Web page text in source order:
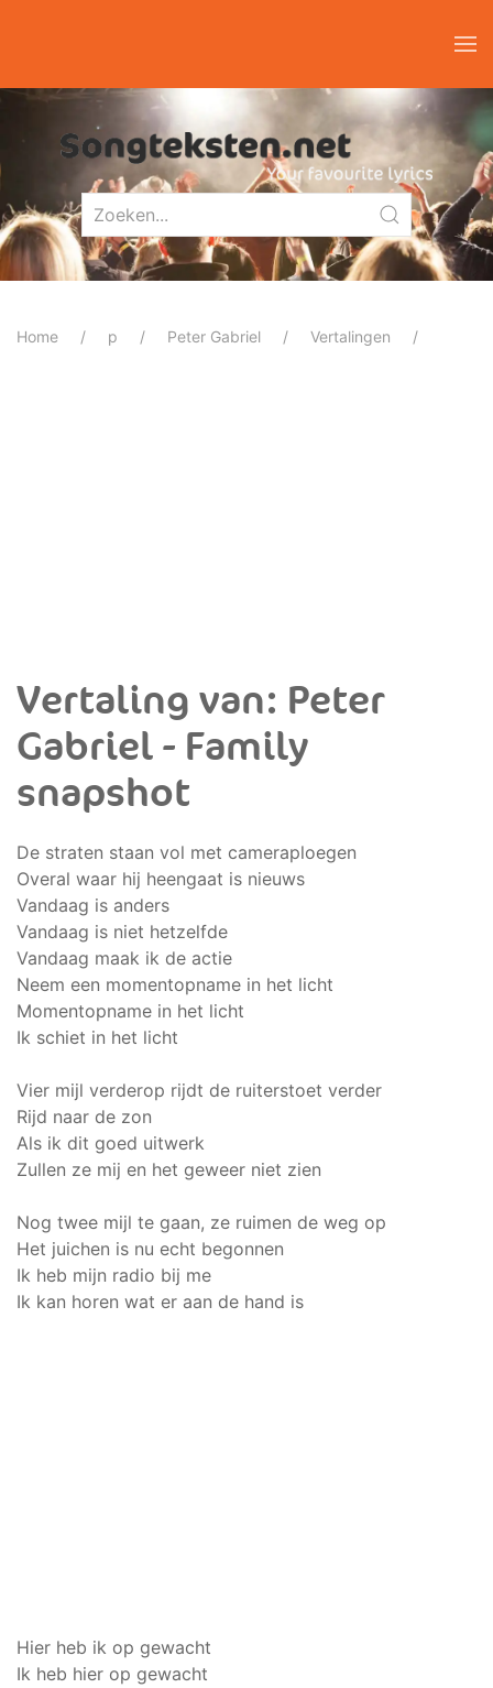
Home p Peter Gabriel Vertalingen
Vertaling van: Peter
Gabriel - Family
snapshot
De straten staan vol met cameraploegen
Overal waar hij heengaat is nieuws
Vandaag is anders
Vandaag is niet hetzelfde
Vandaag maak ik de actie
Neem een momentopname in het licht
Momentopname in het licht
Ik schiet in het licht
Vier mijl verderop rijdt de ruiterstoet verder
Rijd naar de zon
Als ik dit goed uitwerk
Zullen ze mij en het geweer niet zien
Nog twee mijl te gaan, ze ruimen de weg op
Het juichen is nu echt begonnen
Ik heb mijn radio bij me
Ik kan horen wat er aan de hand is
Hier heb ik op gewacht
Ik heb hier op gewacht